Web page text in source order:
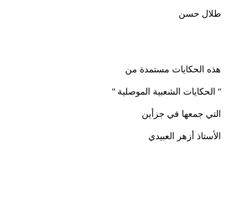
طلال حسن
هذه الحكايات مستمدة من
" الحكايات الشعبية الموصلية "
التي جمعها في جزأين
الأستاذ أزهر العبيدي